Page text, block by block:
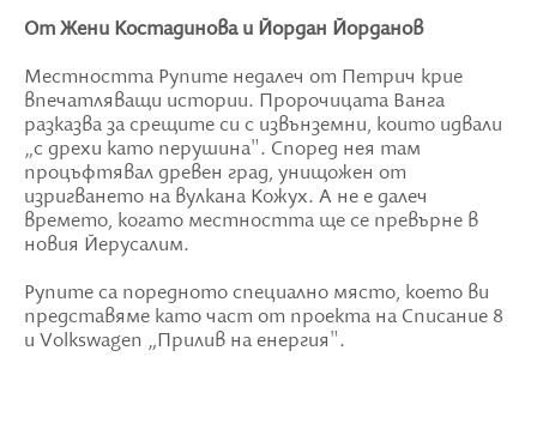
От Жени Костадинова и Йордан Йорданов
Местността Рупите недалеч от Петрич крие
впечатляващи истории. Пророчицата Ванга
разказва за срещите си с извънземни, които идвали
„с дрехи като перушина". Според нея там
процъфтявал древен град, унищожен от
изригването на вулкана Кожух. А не е далеч
времето, когато местността ще се превърне в
новия Йерусалим.
Рупите са поредното специално място, което ви
представяме като част от проекта на Списание 8
и Volkswagen „Прилив на енергия".